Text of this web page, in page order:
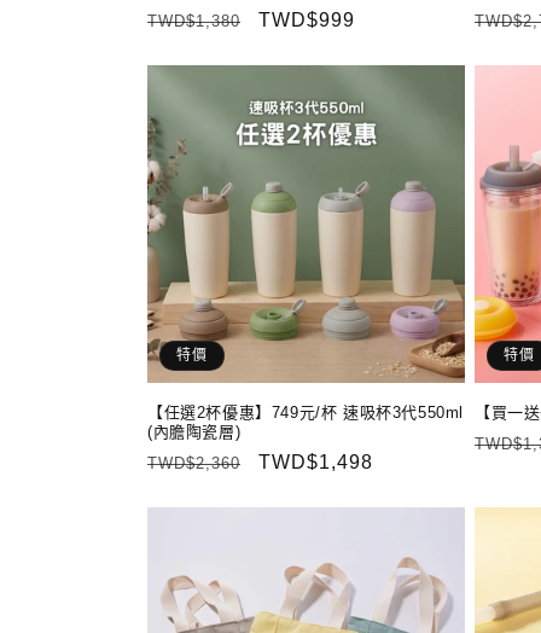
定
TWD$1,380
售
TWD$999
定
特價
【任選2杯優惠】749元/杯 速吸杯3代550ml
(內膽陶瓷層)
定
TWD$2,360
售
TWD$1,498
特價
【買一
定